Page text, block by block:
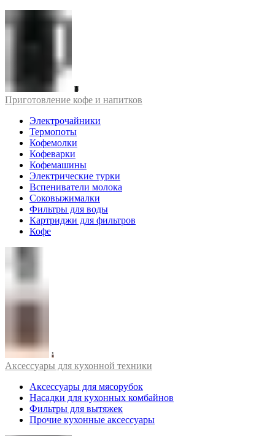
Приготовление кофе и напитков
Электрочайники
Термопоты
Кофемолки
Кофеварки
Кофемашины
Электрические турки
Вспениватели молока
Соковыжималки
Фильтры для воды
Картриджи для фильтров
Кофе
Аксессуары для кухонной техники
Аксессуары для мясорубок
Насадки для кухонных комбайнов
Фильтры для вытяжек
Прочие кухонные аксессуары